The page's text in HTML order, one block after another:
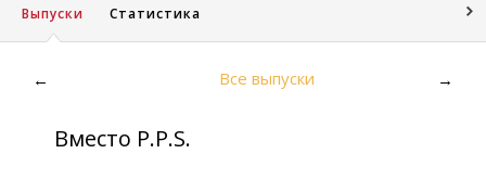
Выпуски Статистика
← Все выпуски →
Вместо P.P.S.